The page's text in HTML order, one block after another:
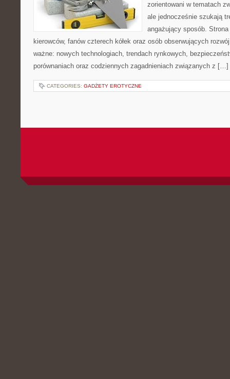
zorientowani w tematach
ale jednocześnie szukają
angażujący sposób.
kierowców, fanów czterech kółek oraz osób obserwujących
ważne: nowych technologiach, trendach rynkowych,
porównaniach oraz codziennych zagadnieniach związanych z […]
CATEGORIES: GADŻETY EROTYCZNE